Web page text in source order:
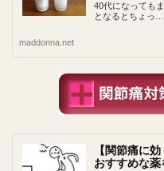
40代になっても
となるとちょっ…
maddonna.net
【関節痛に
おすすめな薬